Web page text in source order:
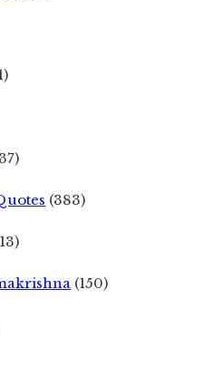
(383)
(150)